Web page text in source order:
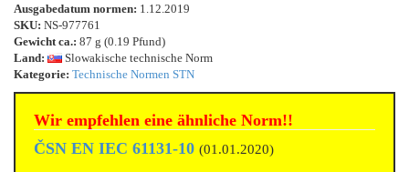
Ausgabedatum normen: 1.12.2019
SKU: NS-977761
Gewicht ca.: 87 g (0.19 Pfund)
Land:
Slowakische technische Norm
Kategorie: Technische Normen STN
Wir empfehlen eine ähnliche Norm!!
ČSN EN IEC 61131-10 (01.01.2020)